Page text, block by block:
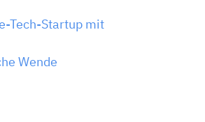
Tech-Startup mit
Wende